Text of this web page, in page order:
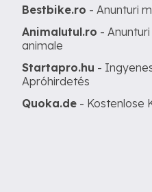
Bestbike.ro - Anunturi
Animalutul.ro -
animale
Startapro.hu -
Apróhirdetés
Quoka.de - Kostenlose